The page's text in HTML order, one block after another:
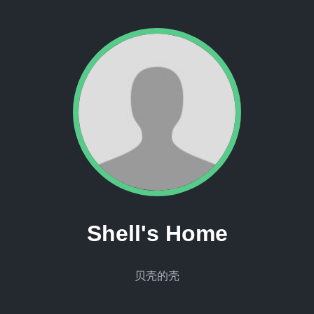
Shell's Home
贝壳的壳